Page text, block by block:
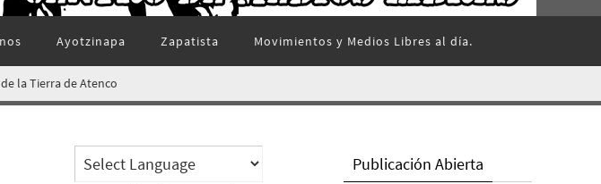
Ayotzinapa Zapatista Movimientos y Medios Libres al día.
la Tierra de Atenco
Publicación Abierta